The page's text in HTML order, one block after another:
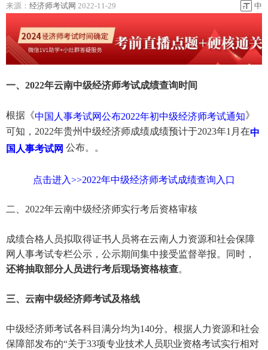
来源： 经济师考试网 2022-11-29 中
一、2022年云南中级经济师考试成绩查询时间
根据《中国人事考试网公布2022年初中级经济师考试通知》
可知，2022年贵州中级经济师成绩成绩预计于2023年1月在中
国人事考试网 公布。。
点击进入>>2022年中级经济师考试成绩查询入口
二、2022年云南中级经济师实行考后资格审核
成绩合格人员拟取得证书人员将在云南人力资源和社会保障
网人事考试专栏公示，公示期间集中接受监督举报。同时，
还将抽取部分人员进行考后现场资格核查。
三、云南中级经济师考试及格线
中级经济师考试各科目满分均为140分。根据人力资源和社会
保障部发布的“关于33项专业技术人员职业资格考试实行相对